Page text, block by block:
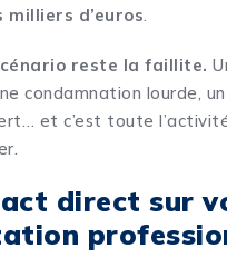
milliers d’euros.
reste la faillite.
condamnation lourde,
et c’est toute
direct sur